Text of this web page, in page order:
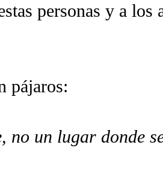
personas y a los
pájaros:
un lugar donde